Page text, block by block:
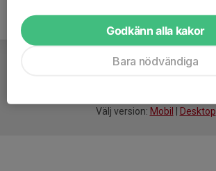
Välj version: Mobil Desktop
Godkänn alla kakor
Bara nödvändiga